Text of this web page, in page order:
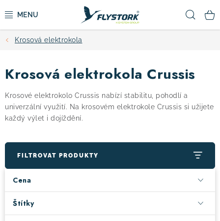
na
CYKLISTIKA
ZIMNÍ SPORTY
KOLOBĚŽKY
DOPLŇKY
CAMPING
Krosová elektrokola
Krosová elektrokola Crussis
Krosové elektrokolo Crussis nabízí stabilitu, pohodlí a
univerzální využití. Na krosovém elektrokole Crussis si užijete
každý výlet i dojíždění.
FILTROVAT PRODUKTY
Cena
Štítky